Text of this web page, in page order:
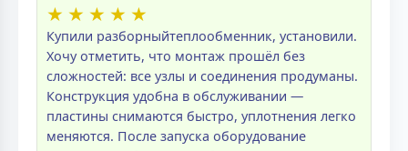
★ ★ ★ ★ ★
Купили разборныйтеплообменник, установили.
Хочу отметить, что монтаж прошёл без
сложностей: все узлы и соединения продуманы.
Конструкция удобна в обслуживании —
пластины снимаются быстро, уплотнения легко
меняются. После запуска оборудование